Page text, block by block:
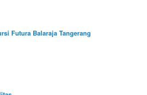
Futura Balaraja Tangerang